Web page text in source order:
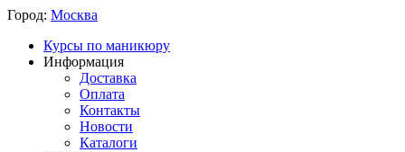
Город: Москва
Курсы по маникюру
Информация
Доставка
Оплата
Контакты
Новости
Каталоги